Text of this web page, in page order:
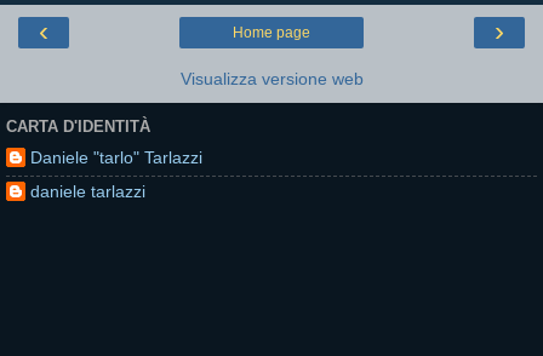
‹ ›
Home page
Visualizza versione web
CARTA D'IDENTITÀ
Daniele "tarlo" Tarlazzi
daniele tarlazzi